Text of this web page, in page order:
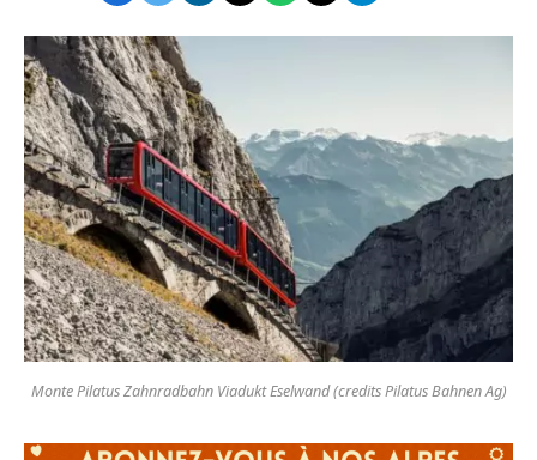
Monte Pilatus Zahnradbahn Viadukt Eselwand (credits Pilatus Bahnen Ag)